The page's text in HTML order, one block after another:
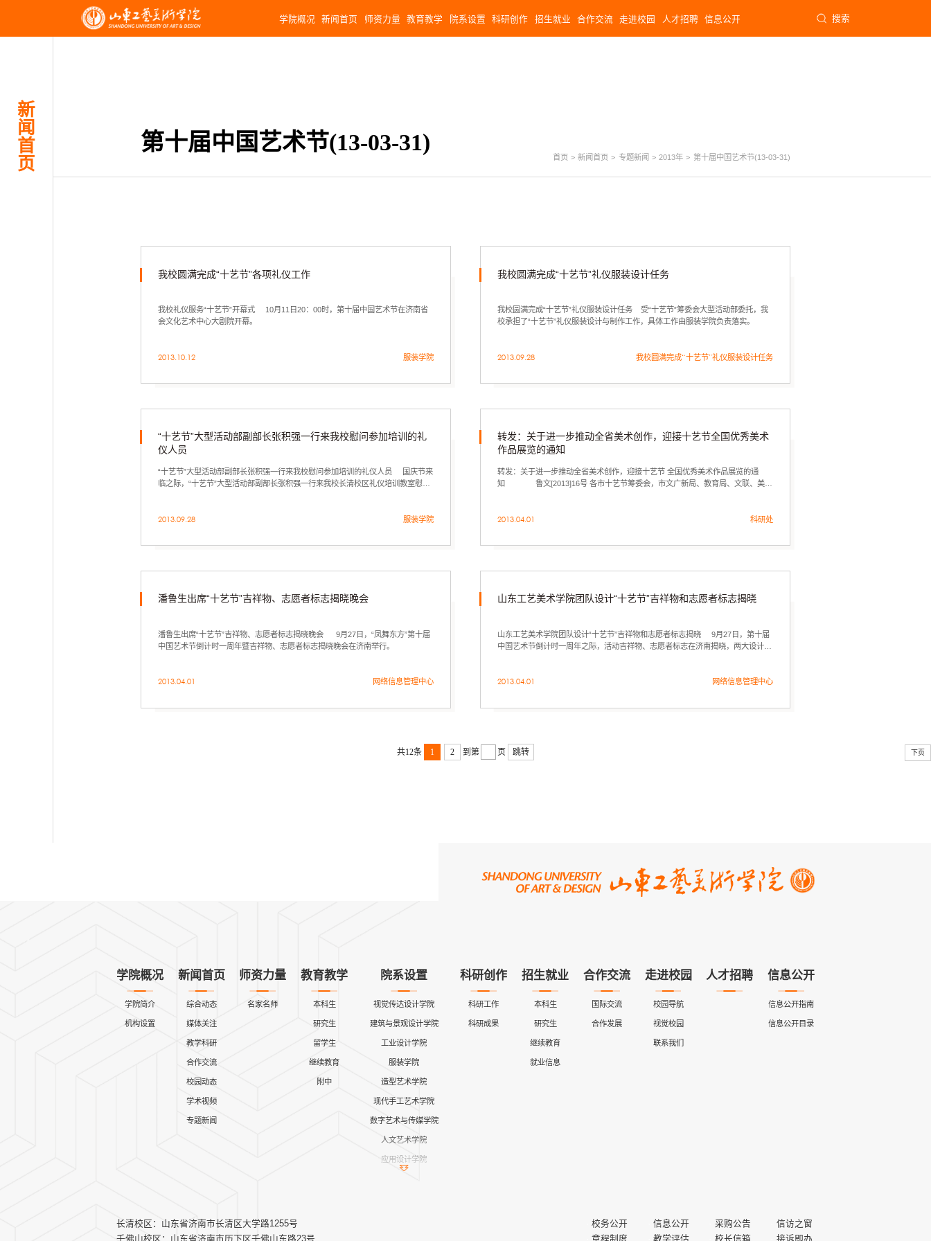
学院概况 新闻首页 师资力量 教育教学 院系设置 科研创作 招生就业 合作交流 走进校园 人才招聘 信息公开 搜索
新
闻
首
页
第十届中国艺术节(13-03-31)
首页 > 新闻首页 > 专题新闻 > 2013年 > 第十届中国艺术节(13-03-31)
我校圆满完成“十艺节”各项礼仪工作
我校礼仪服务“十艺节”开幕式 10月11日20：00时，第十届中国艺术节在济南省
会文化艺术中心大剧院开幕。
2013.10.12 服装学院
我校圆满完成“十艺节”礼仪服装设计任务
我校圆满完成“十艺节”礼仪服装设计任务 受“十艺节”筹委会大型活动部委托，我
校承担了“十艺节”礼仪服装设计与制作工作，具体工作由服装学院负责落实。
2013.09.28 我校圆满完成“十艺节”礼仪服装设计任务
“十艺节”大型活动部副部长张积强一行来我校慰问参加培训的礼
仪人员
“十艺节”大型活动部副部长张积强一行来我校慰问参加培训的礼仪人员 国庆节来
临之际，“十艺节”大型活动部副部长张积强一行来我校长清校区礼仪培训教室慰问
2013.09.28 服装学院
转发：关于进一步推动全省美术创作，迎接十艺节全国优秀美术
作品展览的通知
转发：关于进一步推动全省美术创作，迎接十艺节 全国优秀美术作品展览的通
知 鲁文[2013]16号 各市十艺节筹委会，市文广新局、教育局、文联、美
2013.04.01 科研处
潘鲁生出席“十艺节”吉祥物、志愿者标志揭晓晚会
潘鲁生出席“十艺节”吉祥物、志愿者标志揭晓晚会 9月27日，“凤舞东方”第十届
中国艺术节倒计时一周年暨吉祥物、志愿者标志揭晓晚会在济南举行。
2013.04.01 网络信息管理中心
山东工艺美术学院团队设计“十艺节”吉祥物和志愿者标志揭晓
山东工艺美术学院团队设计“十艺节”吉祥物和志愿者标志揭晓 9月27日，第十届
中国艺术节倒计时一周年之际，活动吉祥物、志愿者标志在济南揭晓，两大设计项
2013.04.01 网络信息管理中心
共12条
1
2 下页
到第 页 跳转
学院概况
学院简介
机构设置
新闻首页
综合动态
媒体关注
教学科研
合作交流
校园动态
学术视频
专题新闻
师资力量
名家名师
教育教学
本科生
研究生
留学生
继续教育
附中
院系设置
视觉传达设计学院
建筑与景观设计学院
工业设计学院
服装学院
造型艺术学院
现代手工艺术学院
数字艺术与传媒学院
人文艺术学院
应用设计学院
科研创作
科研工作
科研成果
招生就业
本科生
研究生
继续教育
就业信息
合作交流
国际交流
合作发展
走进校园
校园导航
视觉校园
联系我们
人才招聘 信息公开
信息公开指南
信息公开目录
长清校区：山东省济南市长清区大学路1255号
千佛山校区：山东省济南市历下区千佛山东路23号
校务公开 信息公开 采购公告
信访之窗
章程制度
教学评估 校长信箱 接诉即办